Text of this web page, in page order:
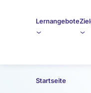
Lernangebote
Startseite